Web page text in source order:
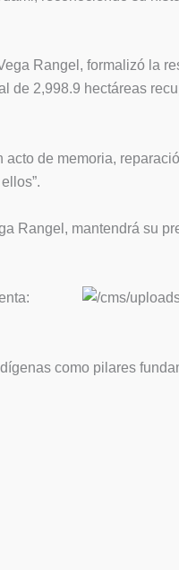
Rangel, formalizó la
de 2,998.9 hectáreas
de memoria,
Rangel, mantendrá su
como pilares